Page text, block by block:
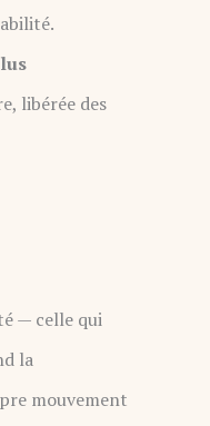
libérée des
— celle qui
la
mouvement